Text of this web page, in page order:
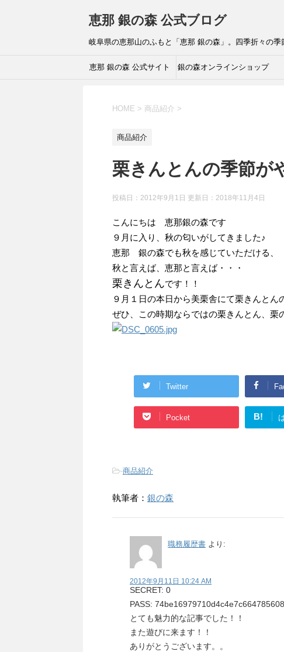
恵那 銀の森 公式ブログ
岐阜県の恵那山のふもと「恵那 銀の森」。四季折々の
恵那 銀の森 公式サイト 銀の森オンラインショップ
HOME > 商品紹介 >
商品紹介
栗きんとんの季節が
投稿日：2012年9月1日 更新日： 2018年11月4日
こんにちは 恵那銀の森です
９月に入り、秋の匂いがしてきました♪
恵那 銀の森でも秋を感じていただける、
秋と言えば、恵那と言えば・・・
栗きんとんです！！
９月１日の本日から美栗舎にて栗きんとん
ぜひ、この時期ならではの栗きんとん、栗
Twitter
Pocket B!
-商品紹介
執筆者： 銀の森
職務履歴書 より:
2012年9月11日 10:24 AM
SECRET: 0
PASS:
とても魅力的な記事でした！！
また遊びに来ます！！
ありがとうございます。。